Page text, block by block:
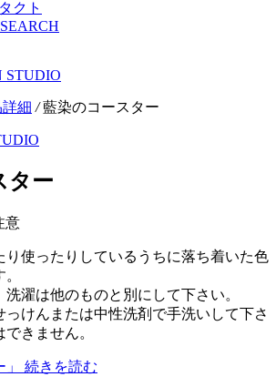
STUDIO
細 / 藍染のコースター
ター
意
り使ったりしているうちに落ち着いた色
濯は他のものと別にして下さい。
っけんまたは中性洗剤で手洗いして下さ
きません。
続きを読む